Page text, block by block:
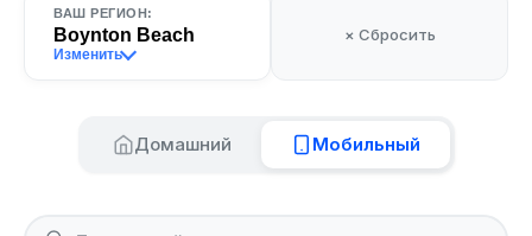
ВАШ РЕГИОН:
Boynton Beach
Изменить
× Сбросить
Домашний Мобильный